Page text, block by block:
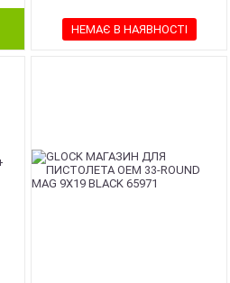
НЕМАЄ В НАЯВНОСТІ